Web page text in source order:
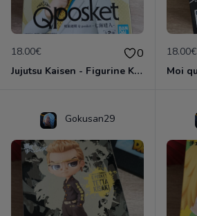
18.00€ 0
Jujutsu Kaisen - Figurine Kento Nanami - Banpresto Qposket - Bandai
18.00€
Gokusan29